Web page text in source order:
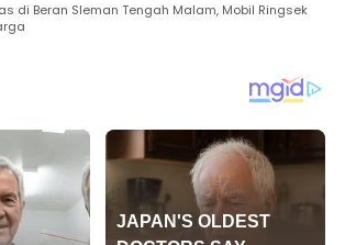
di Beran Sleman Tengah Malam, Mobil Ringsek